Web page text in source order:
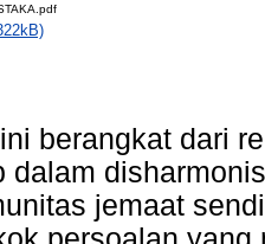
berangkat dari
dalam
jemaat